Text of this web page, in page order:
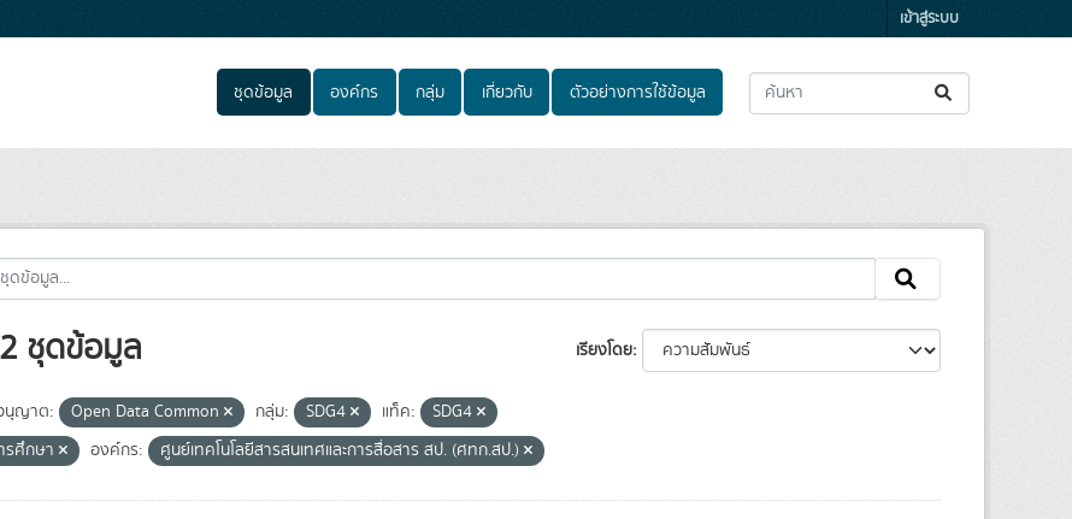
เข้าสู่ระบบ
ชุดข้อมูล องค์กร กลุ่ม เกี่ยวกับ ตัวอย่างการใช้ข้อมูล
เรียงโดย
ชุดข้อมูล
ญาต: Open Data Common กลุ่ม: SDG4 แท็ค:
SDG4
รศึกษา
องค์กร: ศูนย์เทคโนโลยีสารสนเทศและการสื่อสาร สป. (ศทก.สป.)